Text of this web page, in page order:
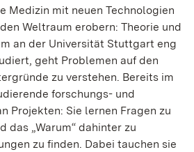
Medizin mit neuen Technologien
Weltraum erobern: Theorie und
an der Universität Stuttgart eng
geht Problemen auf den
zu verstehen. Bereits im
forschungs- und
Projekten: Sie lernen Fragen zu
das „Warum“ dahinter zu
zu finden. Dabei tauchen sie